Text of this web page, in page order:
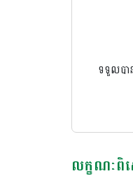
ទទួលបា
លក្ខណៈពិ